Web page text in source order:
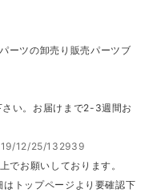
ーツの卸売り販売パーツブ
い。お届けまで2-3週間お
12/25/132939
お願いしております。
トップページより要確認下